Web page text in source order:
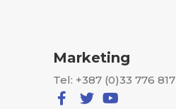
Marketing
Tel: +387 (0)33 776 817